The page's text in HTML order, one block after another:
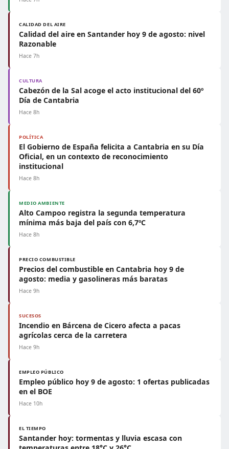
CALIDAD DEL AIRE
Calidad del aire en Santander hoy 9 de agosto: nivel
Razonable
Hace 7h
CULTURA
Cabezón de la Sal acoge el acto institucional del 60º
Día de Cantabria
Hace 8h
POLÍTICA
El Gobierno de España felicita a Cantabria en su Día
Oficial, en un contexto de reconocimiento
institucional
Hace 8h
MEDIO AMBIENTE
Alto Campoo registra la segunda temperatura
mínima más baja del país con 6,7ºC
Hace 8h
PRECIO COMBUSTIBLE
Precios del combustible en Cantabria hoy 9 de
agosto: media y gasolineras más baratas
Hace 9h
SUCESOS
Incendio en Bárcena de Cicero afecta a pacas
agrícolas cerca de la carretera
Hace 9h
EMPLEO PÚBLICO
Empleo público hoy 9 de agosto: 1 ofertas publicadas
en el BOE
Hace 10h
EL TIEMPO
Santander hoy: tormentas y lluvia escasa con